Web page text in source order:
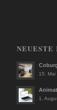
NEUESTE
15.
1.